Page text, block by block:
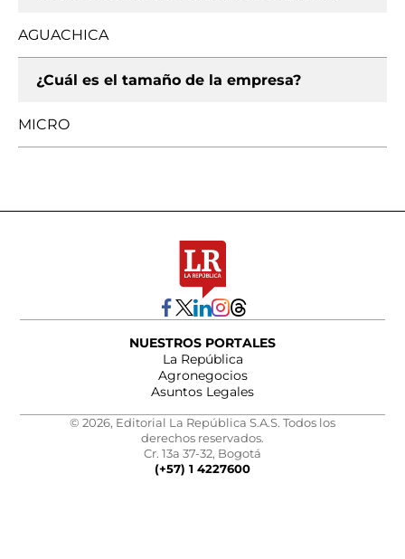
AGUACHICA
¿Cuál es el tamaño de la empresa?
MICRO
NUESTROS PORTALES
La República
Agronegocios
Asuntos Legales
© 2026, Editorial La República S.A.S. Todos los
derechos reservados.
Cr. 13a 37-32, Bogotá
(+57) 1 4227600